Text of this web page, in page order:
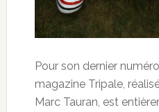
Pour son dernier
magazine Tripale,
Marc Tauran, est